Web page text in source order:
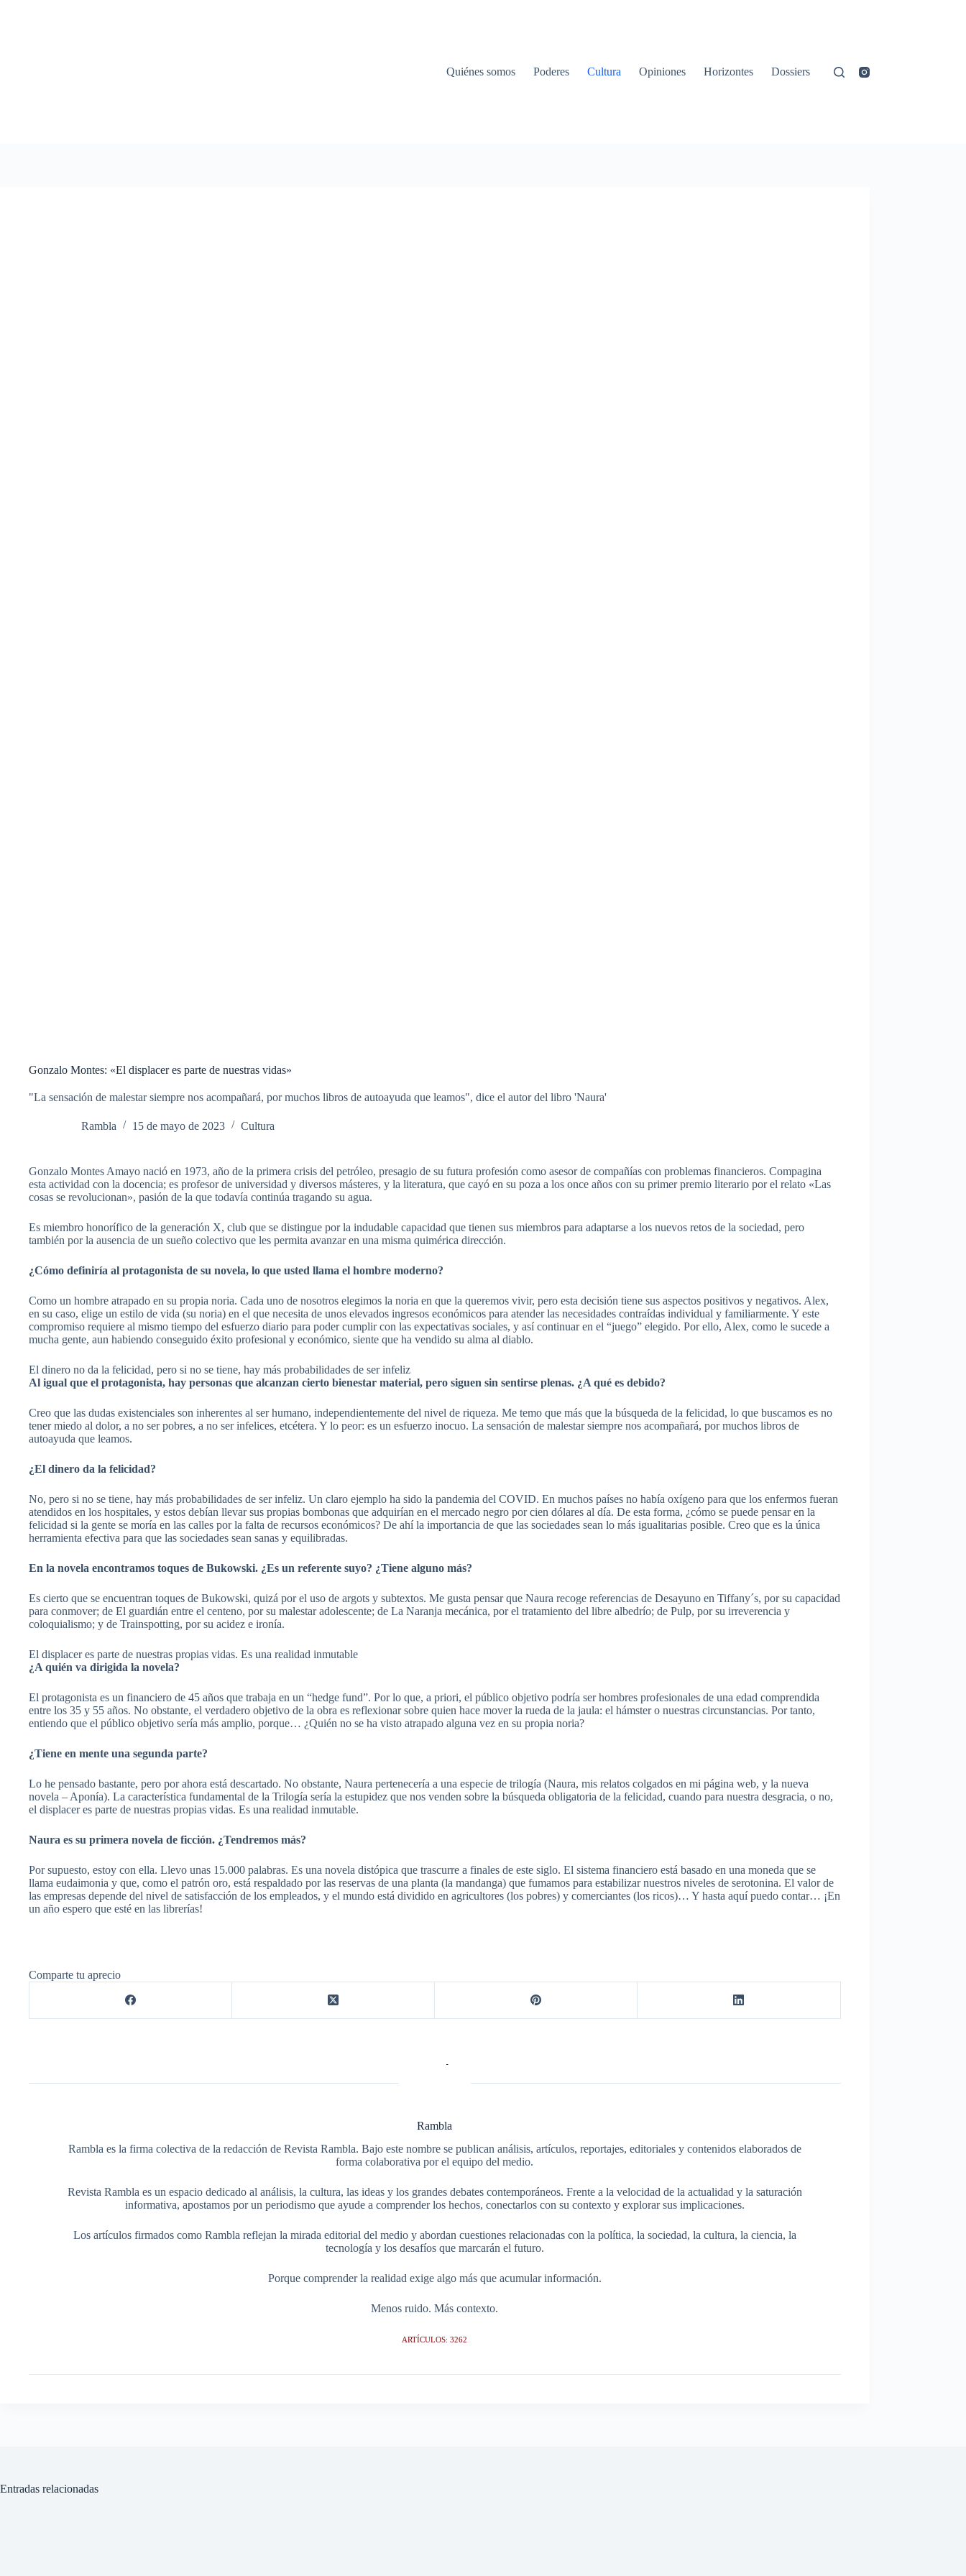
Quiénes somos Poderes Cultura Opiniones Horizontes Dossiers
Gonzalo Montes: «El displacer es parte de nuestras vidas»
"La sensación de malestar siempre nos acompañará, por muchos libros de autoayuda que leamos", dice el autor del libro 'Naura'
Rambla 15 de mayo de 2023 Cultura
Gonzalo Montes Amayo nació en 1973, año de la primera crisis del petróleo, presagio de su futura profesión como asesor de compañías con problemas financieros. Compagina
esta actividad con la docencia; es profesor de universidad y diversos másteres, y la literatura, que cayó en su poza a los once años con su primer premio literario por el relato «Las
cosas se revolucionan», pasión de la que todavía continúa tragando su agua.
Es miembro honorífico de la generación X, club que se distingue por la indudable capacidad que tienen sus miembros para adaptarse a los nuevos retos de la sociedad, pero
también por la ausencia de un sueño colectivo que les permita avanzar en una misma quimérica dirección.
¿Cómo definiría al protagonista de su novela, lo que usted llama el hombre moderno?
Como un hombre atrapado en su propia noria. Cada uno de nosotros elegimos la noria en que la queremos vivir, pero esta decisión tiene sus aspectos positivos y negativos. Alex,
en su caso, elige un estilo de vida (su noria) en el que necesita de unos elevados ingresos económicos para atender las necesidades contraídas individual y familiarmente. Y este
compromiso requiere al mismo tiempo del esfuerzo diario para poder cumplir con las expectativas sociales, y así continuar en el “juego” elegido. Por ello, Alex, como le sucede a
mucha gente, aun habiendo conseguido éxito profesional y económico, siente que ha vendido su alma al diablo.
El dinero no da la felicidad, pero si no se tiene, hay más probabilidades de ser infeliz
Al igual que el protagonista, hay personas que alcanzan cierto bienestar material, pero siguen sin sentirse plenas. ¿A qué es debido?
Creo que las dudas existenciales son inherentes al ser humano, independientemente del nivel de riqueza. Me temo que más que la búsqueda de la felicidad, lo que buscamos es no
tener miedo al dolor, a no ser pobres, a no ser infelices, etcétera. Y lo peor: es un esfuerzo inocuo. La sensación de malestar siempre nos acompañará, por muchos libros de
autoayuda que leamos.
¿El dinero da la felicidad?
No, pero si no se tiene, hay más probabilidades de ser infeliz. Un claro ejemplo ha sido la pandemia del COVID. En muchos países no había oxígeno para que los enfermos fueran
atendidos en los hospitales, y estos debían llevar sus propias bombonas que adquirían en el mercado negro por cien dólares al día. De esta forma, ¿cómo se puede pensar en la
felicidad si la gente se moría en las calles por la falta de recursos económicos? De ahí la importancia de que las sociedades sean lo más igualitarias posible. Creo que es la única
herramienta efectiva para que las sociedades sean sanas y equilibradas.
En la novela encontramos toques de Bukowski. ¿Es un referente suyo? ¿Tiene alguno más?
Es cierto que se encuentran toques de Bukowski, quizá por el uso de argots y subtextos. Me gusta pensar que Naura recoge referencias de Desayuno en Tiffany´s, por su capacidad
para conmover; de El guardián entre el centeno, por su malestar adolescente; de La Naranja mecánica, por el tratamiento del libre albedrío; de Pulp, por su irreverencia y
coloquialismo; y de Trainspotting, por su acidez e ironía.
El displacer es parte de nuestras propias vidas. Es una realidad inmutable
¿A quién va dirigida la novela?
El protagonista es un financiero de 45 años que trabaja en un “hedge fund”. Por lo que, a priori, el público objetivo podría ser hombres profesionales de una edad comprendida
entre los 35 y 55 años. No obstante, el verdadero objetivo de la obra es reflexionar sobre quien hace mover la rueda de la jaula: el hámster o nuestras circunstancias. Por tanto,
entiendo que el público objetivo sería más amplio, porque… ¿Quién no se ha visto atrapado alguna vez en su propia noria?
¿Tiene en mente una segunda parte?
Lo he pensado bastante, pero por ahora está descartado. No obstante, Naura pertenecería a una especie de trilogía (Naura, mis relatos colgados en mi página web, y la nueva
novela – Aponía). La característica fundamental de la Trilogía sería la estupidez que nos venden sobre la búsqueda obligatoria de la felicidad, cuando para nuestra desgracia, o no,
el displacer es parte de nuestras propias vidas. Es una realidad inmutable.
Naura es su primera novela de ficción. ¿Tendremos más?
Por supuesto, estoy con ella. Llevo unas 15.000 palabras. Es una novela distópica que trascurre a finales de este siglo. El sistema financiero está basado en una moneda que se
llama eudaimonia y que, como el patrón oro, está respaldado por las reservas de una planta (la mandanga) que fumamos para estabilizar nuestros niveles de serotonina. El valor de
las empresas depende del nivel de satisfacción de los empleados, y el mundo está dividido en agricultores (los pobres) y comerciantes (los ricos)… Y hasta aquí puedo contar… ¡En
un año espero que esté en las librerías!
Comparte tu aprecio
Rambla
Rambla es la firma colectiva de la redacción de Revista Rambla. Bajo este nombre se publican análisis, artículos, reportajes, editoriales y contenidos elaborados de
forma colaborativa por el equipo del medio.
Revista Rambla es un espacio dedicado al análisis, la cultura, las ideas y los grandes debates contemporáneos. Frente a la velocidad de la actualidad y la saturación
informativa, apostamos por un periodismo que ayude a comprender los hechos, conectarlos con su contexto y explorar sus implicaciones.
Los artículos firmados como Rambla reflejan la mirada editorial del medio y abordan cuestiones relacionadas con la política, la sociedad, la cultura, la ciencia, la
tecnología y los desafíos que marcarán el futuro.
Porque comprender la realidad exige algo más que acumular información.
Menos ruido. Más contexto.
ARTÍCULOS: 3262
Entradas relacionadas